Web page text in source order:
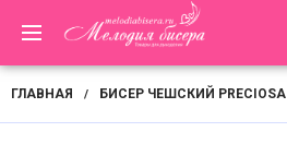
ГЛАВНАЯ / БИСЕР ЧЕШСКИЙ PRECIOSA